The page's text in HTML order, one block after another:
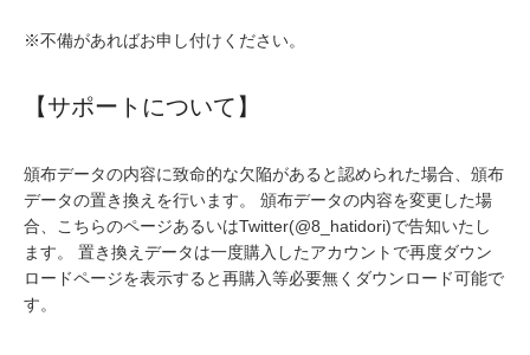
※不備があればお申し付けください。
【サポートについて】
頒布データの内容に致命的な欠陥があると認められた場合、頒布
データの置き換えを行います。 頒布データの内容を変更した場
合、こちらのページあるいはTwitter(@8_hatidori)で告知いたし
ます。 置き換えデータは一度購入したアカウントで再度ダウン
ロードページを表示すると再購入等必要無くダウンロード可能で
す。